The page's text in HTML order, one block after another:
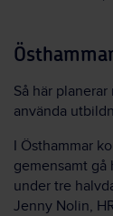
Så här
använda
I Östhammar
gemensamt
under tre
Jenny Nolin,